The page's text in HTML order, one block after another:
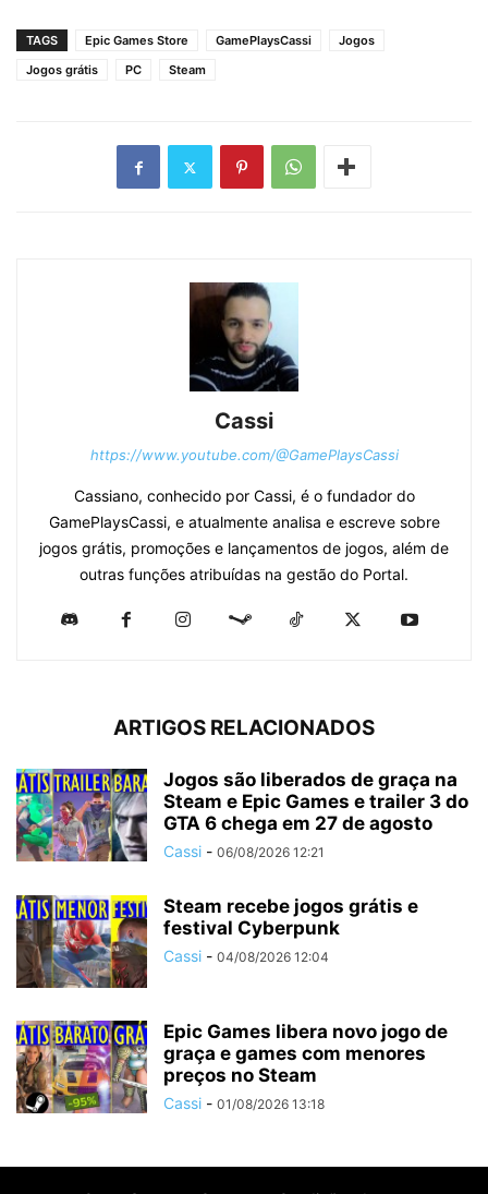
TAGS Epic Games Store GamePlaysCassi
Jogos
Jogos grátis
PC Steam
Cassi
https://www.youtube.com/@GamePlaysCassi
Cassiano, conhecido por Cassi, é o fundador do
GamePlaysCassi, e atualmente analisa e escreve sobre
jogos grátis, promoções e lançamentos de jogos, além de
outras funções atribuídas na gestão do Portal.
ARTIGOS RELACIONADOS
Jogos são liberados de graça na
Steam e Epic Games e trailer 3 do
GTA 6 chega em 27 de agosto
Cassi - 06/08/2026 12:21
Steam recebe jogos grátis e
festival Cyberpunk
Cassi - 04/08/2026 12:04
Epic Games libera novo jogo de
graça e games com menores
preços no Steam
Cassi - 01/08/2026 13:18